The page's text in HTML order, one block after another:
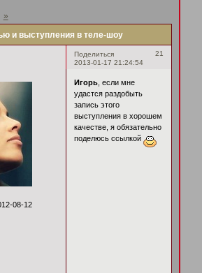
и выступления в теле-шоу
»
Поделиться
21
2013-01-17 21:24:54
08-12
Игорь, если мне
удастся раздобыть
запись этого
выступления в хорошем
качестве, я обязательно
поделюсь ссылкой